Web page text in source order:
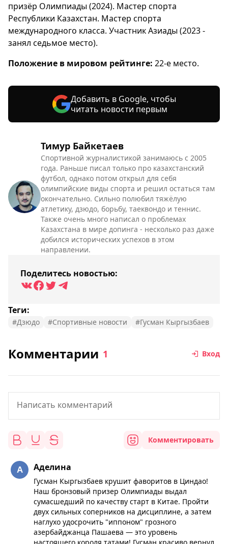
Тимур Байкетаев
Спортивной журналистикой занимаюсь с 2005
года. Раньше писал только про казахстанский
футбол, однако потом открыл для себя
олимпийские виды спорта и решил остаться там
окончательно. Сильно полюбил тяжёлую
атлетику, дзюдо, борьбу, таеквондо и теннис.
Также очень много написал о проблемах
Казахстана в мире допинга - несколько раз даже
добился исторических успехов в этом
направлении.
Поделитесь новостью:
Теги:
#Дзюдо #Спортивные новости #Гусман Кыргызбаев
призёр Олимпиады (2024). Мастер спорта
Республики Казахстан. Мастер спорта
международного класса. Участник Азиады (2023 -
занял седьмое место).
Положение в мировом рейтинге: 22-е место.
Добавить в Google, чтобы
читать новости первым
Комментарии 1 Вход
Комментировать
Аделина
Гусман Кыргызбаев крушит фаворитов в Циндао!
Наш бронзовый призер Олимпиады выдал
сумасшедший по качеству старт в Китае. Пройти
двух сильных соперников на дисциплине, а затем
наглухо удосрочить "иппоном" грозного
азербайджанца Пашаева — это уровень